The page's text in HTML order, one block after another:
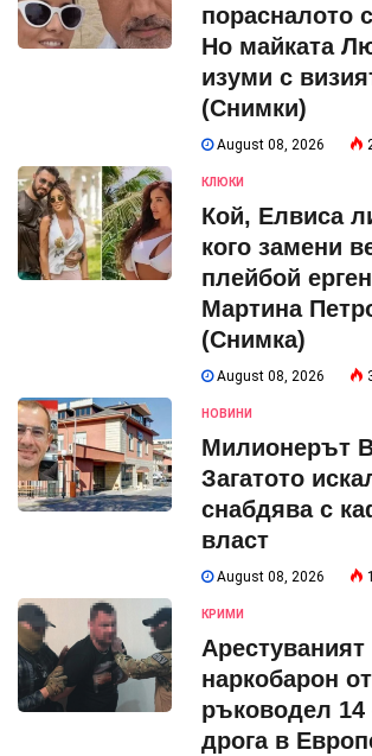
порасналото
Но майката
изуми с
(Снимки)
August 08, 2026
КЛЮКИ
Кой, Елвиса
кого замени
плейбой
Мартина
(Снимка)
August 08, 2026
НОВИНИ
Милионерът
Загатото
снабдява с
власт
August 08, 2026
КРИМИ
Арестуваният
наркобарон
ръководел
дрога в